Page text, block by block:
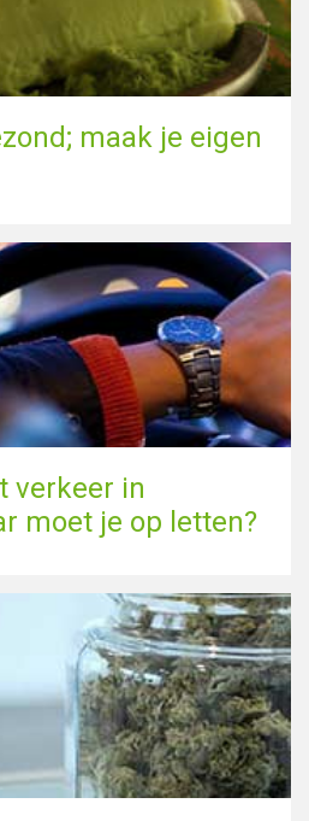
maak je eigen
verkeer in
moet je op letten?